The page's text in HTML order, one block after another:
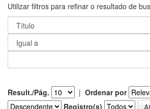
Utilizar filtros para refinar o resultado de
Result./Pág. | Ordenar por
Registro(s)